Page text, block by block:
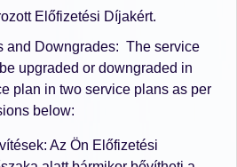
Előfizetési Díjakért.
and Downgrades: The service
upgraded or downgraded in
plan in two service plans as per
below:
Az Ön Előfizetési